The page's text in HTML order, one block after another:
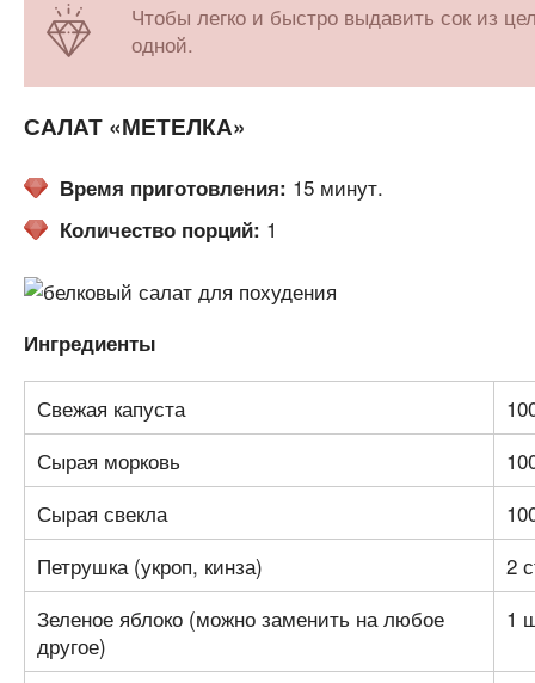
Чтобы легко и быстро выдавить сок из
одной.
САЛАТ «МЕТЕЛКА»
Время приготовления: 15 минут.
Количество порций: 1
Ингредиенты
Свежая капуста
Сырая морковь
Сырая свекла
Петрушка (укроп, кинза)
2
Зеленое яблоко (можно заменить на любое
другое)
1